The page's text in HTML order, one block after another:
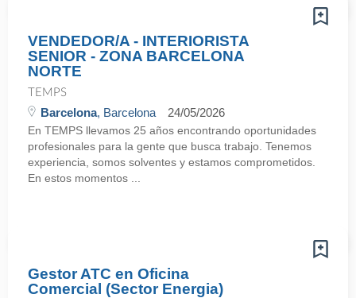
VENDEDOR/A - INTERIORISTA
SENIOR - ZONA BARCELONA
NORTE
TEMPS
Barcelona, Barcelona 24/05/2026
En TEMPS llevamos 25 años encontrando oportunidades
profesionales para la gente que busca trabajo. Tenemos
experiencia, somos solventes y estamos comprometidos.
En estos momentos ...
Gestor ATC en Oficina
Comercial (Sector Energia)